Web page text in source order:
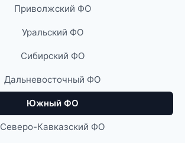
Приволжский ФО
Уральский ФО
Сибирский ФО
Дальневосточный ФО
Южный ФО
Северо-Кавказский ФО